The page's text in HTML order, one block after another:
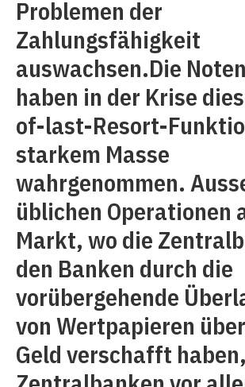
Problemen der
Zahlungsfähigkeit
auswachsen.Die
haben in der Krise
of-last-Resort-
starkem Masse
wahrgenommen.
üblichen Operationen
Markt, wo die
den Banken durch die
vorübergehende
von Wertpapieren
Geld verschafft